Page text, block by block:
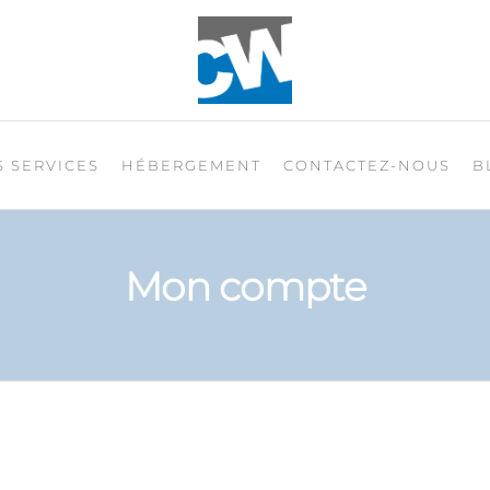
Le pouvoir du marketing Web
SERVICES HÉBERGEMENT CONTACTEZ-NOUS
Mon compte